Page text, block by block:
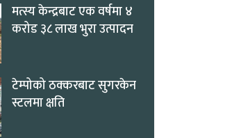
मत्स्य केन्द्रबाट एक वर्षमा ४
करोड ३८ लाख भुरा उत्पादन
टेम्पोको ठक्करबाट सुगरकेन
स्टलमा क्षति